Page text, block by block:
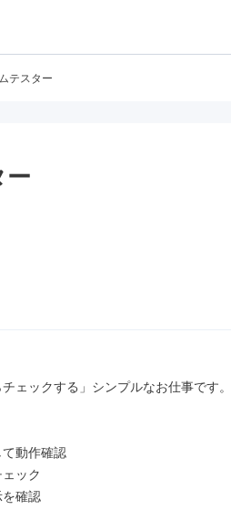
テスター
ー
ェックする」シンプルなお仕事です。
て動作確認
ック
を確認